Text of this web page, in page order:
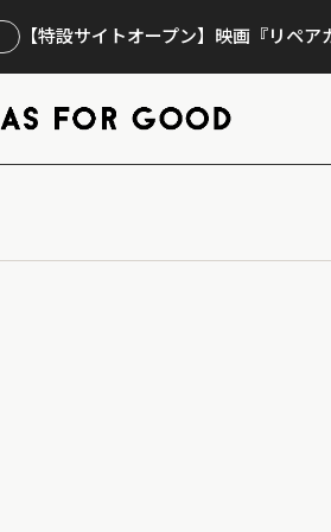
【特設サイトオープン】映画『リペ